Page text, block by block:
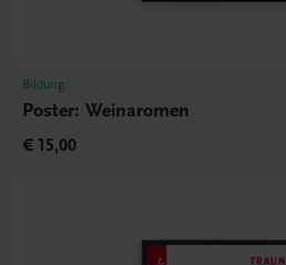
Bildung
Poster: Weinaromen
€ 15,00